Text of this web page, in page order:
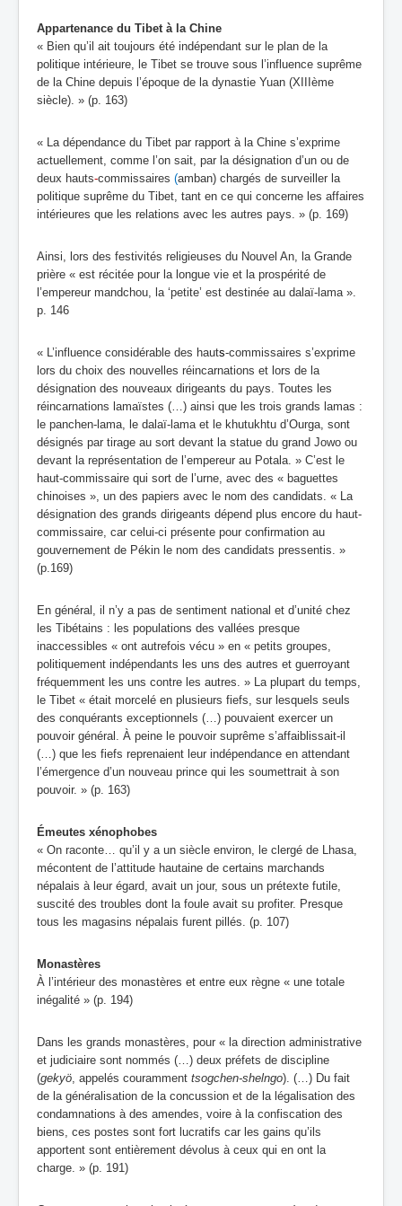
Appartenance du Tibet à la Chine
« Bien qu’il ait toujours été indépendant sur le plan de la
politique intérieure, le Tibet se trouve sous l’influence suprême
de la Chine depuis l’époque de la dynastie Yuan (XIIIème
siècle). » (p. 163)
« La dépendance du Tibet par rapport à la Chine s’exprime
actuellement, comme l’on sait, par la désignation d’un ou de
deux hauts-commissaires (amban) chargés de surveiller la
politique suprême du Tibet, tant en ce qui concerne les affaires
intérieures que les relations avec les autres pays. » (p. 169)
Ainsi, lors des festivités religieuses du Nouvel An, la Grande
prière « est récitée pour la longue vie et la prospérité de
l’empereur mandchou, la ‘petite’ est destinée au dalaï-lama ».
p. 146
« L’influence considérable des hauts-commissaires s’exprime
lors du choix des nouvelles réincarnations et lors de la
désignation des nouveaux dirigeants du pays. Toutes les
réincarnations lamaïstes (…) ainsi que les trois grands lamas :
le panchen-lama, le dalaï-lama et le khutukhtu d’Ourga, sont
désignés par tirage au sort devant la statue du grand Jowo ou
devant la représentation de l’empereur au Potala. » C’est le
haut-commissaire qui sort de l’urne, avec des « baguettes
chinoises », un des papiers avec le nom des candidats. « La
désignation des grands dirigeants dépend plus encore du haut-
commissaire, car celui-ci présente pour confirmation au
gouvernement de Pékin le nom des candidats pressentis. »
(p.169)
En général, il n’y a pas de sentiment national et d’unité chez
les Tibétains : les populations des vallées presque
inaccessibles « ont autrefois vécu » en « petits groupes,
politiquement indépendants les uns des autres et guerroyant
fréquemment les uns contre les autres. » La plupart du temps,
le Tibet « était morcelé en plusieurs fiefs, sur lesquels seuls
des conquérants exceptionnels (…) pouvaient exercer un
pouvoir général. À peine le pouvoir suprême s’affaiblissait-il
(…) que les fiefs reprenaient leur indépendance en attendant
l’émergence d’un nouveau prince qui les soumettrait à son
pouvoir. » (p. 163)
Émeutes xénophobes
« On raconte… qu’il y a un siècle environ, le clergé de Lhasa,
mécontent de l’attitude hautaine de certains marchands
népalais à leur égard, avait un jour, sous un prétexte futile,
suscité des troubles dont la foule avait su profiter. Presque
tous les magasins népalais furent pillés. (p. 107)
Monastères
À l’intérieur des monastères et entre eux règne « une totale
inégalité » (p. 194)
Dans les grands monastères, pour « la direction administrative
et judiciaire sont nommés (…) deux préfets de discipline
(gekyö, appelés couramment tsogchen-shelngo). (…) Du fait
de la généralisation de la concussion et de la légalisation des
condamnations à des amendes, voire à la confiscation des
biens, ces postes sont fort lucratifs car les gains qu’ils
apportent sont entièrement dévolus à ceux qui en ont la
charge. » (p. 191)